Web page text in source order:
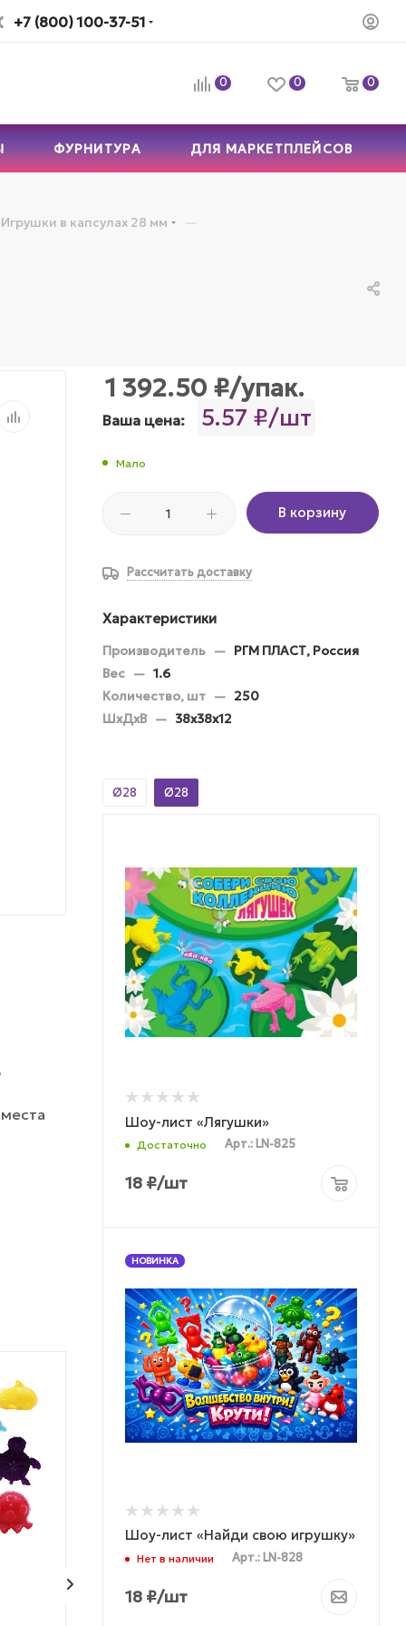
+7 (800) 100-37-51
0 0 0
ФУРНИТУРА ДЛЯ МАРКЕТПЛЕЙСОВ
Игрушки в капсулах 28 мм —
ХИТ ПРОДАЖ
МОЖНО ДЕШЕВЛЕ
Комплект 28 мм
НОВИНКА
ЛУЧШАЯ ЦЕНА
МОЖНО ДЕШЕВЛЕ
Комплект 28
1 392.50 ₽/упак.
Ваша цена: 5.57 ₽/шт
Мало
В корзину
Рассчитать доставку
Характеристики
Производитель — РГМ ПЛАСТ, Россия
Вес — 1.6
Количество, шт — 250
ШхДхВ — 38х38х12
Ø28 Ø28
Шоу-лист «Лягушки»
Достаточно Арт.: LN-825
18 ₽/шт
НОВИНКА
Шоу-лист «Найди свою игрушку»
Нет в наличии Арт.: LN-828
18 ₽/шт